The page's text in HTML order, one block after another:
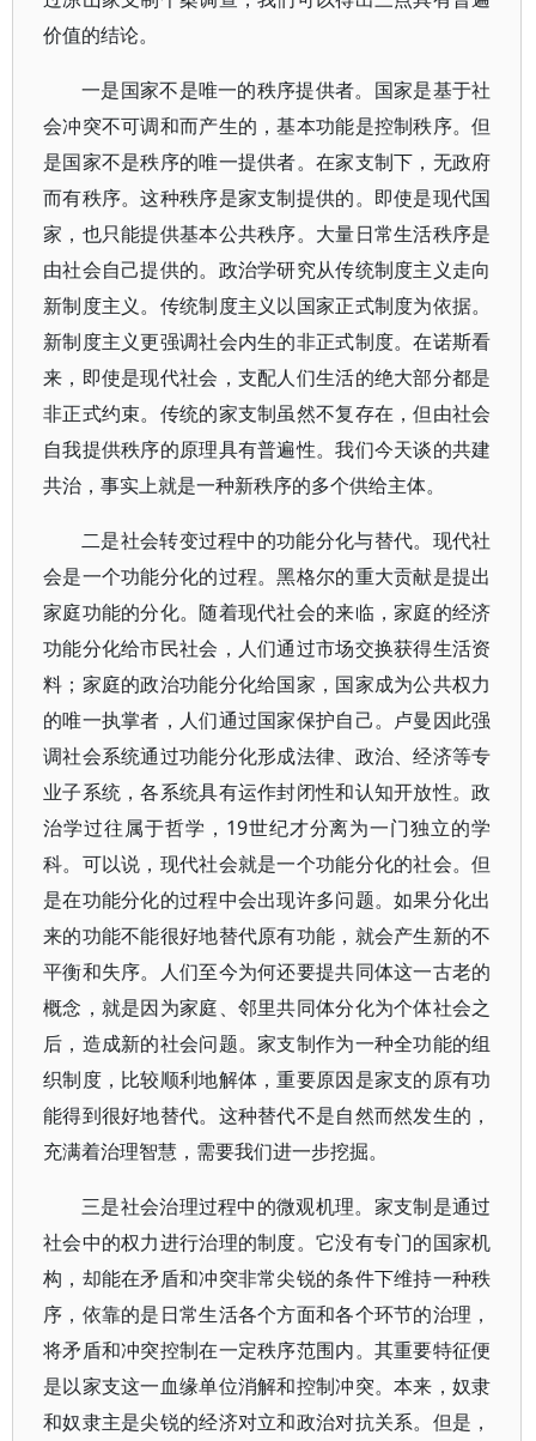
价值的结论。
一是国家不是唯一的秩序提供者。国家是基于社
会冲突不可调和而产生的，基本功能是控制秩序。但
是国家不是秩序的唯一提供者。在家支制下，无政府
而有秩序。这种秩序是家支制提供的。即使是现代国
家，也只能提供基本公共秩序。大量日常生活秩序是
由社会自己提供的。政治学研究从传统制度主义走向
新制度主义。传统制度主义以国家正式制度为依据。
新制度主义更强调社会内生的非正式制度。在诺斯看
来，即使是现代社会，支配人们生活的绝大部分都是
非正式约束。传统的家支制虽然不复存在，但由社会
自我提供秩序的原理具有普遍性。我们今天谈的共建
共治，事实上就是一种新秩序的多个供给主体。
二是社会转变过程中的功能分化与替代。现代社
会是一个功能分化的过程。黑格尔的重大贡献是提出
家庭功能的分化。随着现代社会的来临，家庭的经济
功能分化给市民社会，人们通过市场交换获得生活资
料；家庭的政治功能分化给国家，国家成为公共权力
的唯一执掌者，人们通过国家保护自己。卢曼因此强
调社会系统通过功能分化形成法律、政治、经济等专
业子系统，各系统具有运作封闭性和认知开放性。政
治学过往属于哲学，19世纪才分离为一门独立的学
科。可以说，现代社会就是一个功能分化的社会。但
是在功能分化的过程中会出现许多问题。如果分化出
来的功能不能很好地替代原有功能，就会产生新的不
平衡和失序。人们至今为何还要提共同体这一古老的
概念，就是因为家庭、邻里共同体分化为个体社会之
后，造成新的社会问题。家支制作为一种全功能的组
织制度，比较顺利地解体，重要原因是家支的原有功
能得到很好地替代。这种替代不是自然而然发生的，
充满着治理智慧，需要我们进一步挖掘。
三是社会治理过程中的微观机理。家支制是通过
社会中的权力进行治理的制度。它没有专门的国家机
构，却能在矛盾和冲突非常尖锐的条件下维持一种秩
序，依靠的是日常生活各个方面和各个环节的治理，
将矛盾和冲突控制在一定秩序范围内。其重要特征便
是以家支这一血缘单位消解和控制冲突。本来，奴隶
和奴隶主是尖锐的经济对立和政治对抗关系。但是，